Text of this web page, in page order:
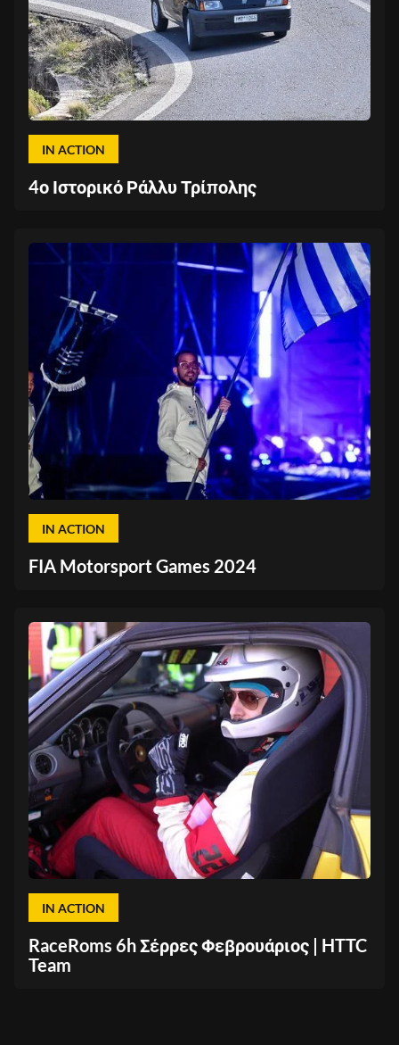
IN ACTION
4ο Ιστορικό Ράλλυ Τρίπολης
IN ACTION
FIA Motorsport Games 2024
IN ACTION
RaceRoms 6h Σέρρες Φεβρουάριος | HTTC
Team